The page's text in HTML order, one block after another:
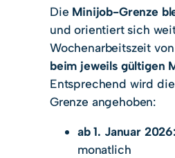
Die Minijob-Grenze
und orientiert sich
Wochenarbeitszeit
beim jeweils gültigen
Entsprechend wird
Grenze angehoben:
ab 1. Januar 2026:
monatlich